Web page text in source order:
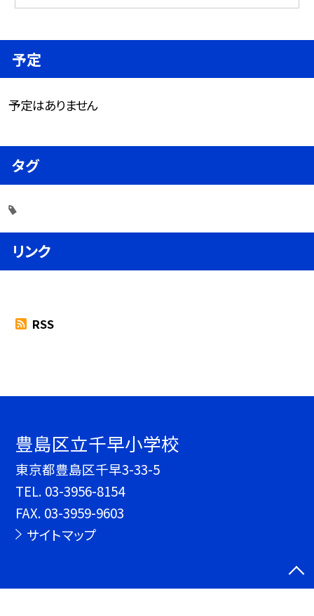
予定
予定はありません
タグ
リンク
RSS
豊島区立千早小学校
東京都豊島区千早3-33-5
TEL. 03-3956-8154
FAX. 03-3959-9603
サイトマップ